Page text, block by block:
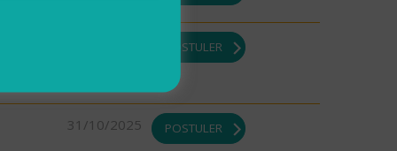
POSTULER
31/10/2025 POSTULER